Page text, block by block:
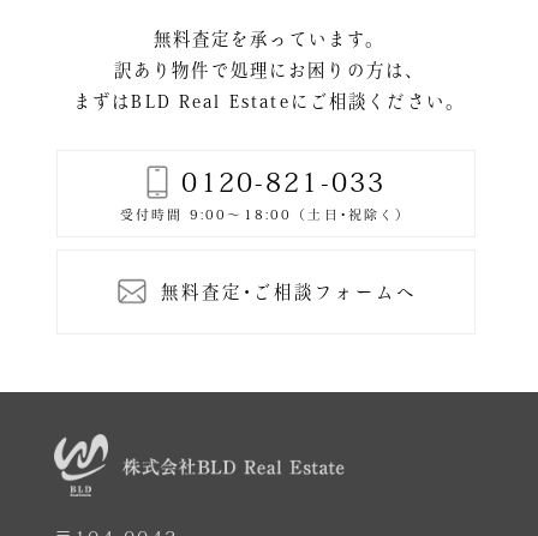
無料査定を承っています。
訳あり物件で処理にお困りの方は、
まずはBLD Real Estateにご相談ください。
0120-821-033
無料査定･ご相談フォームへ